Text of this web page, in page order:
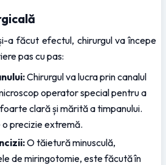
a făcut efectul, chirurgul va începe
pas cu pas:
Chirurgul va lucra prin canalul
operator special pentru a
clară și mărită a timpanului.
precizie extremă.
O tăietură minusculă,
de miringotomie, este făcută în